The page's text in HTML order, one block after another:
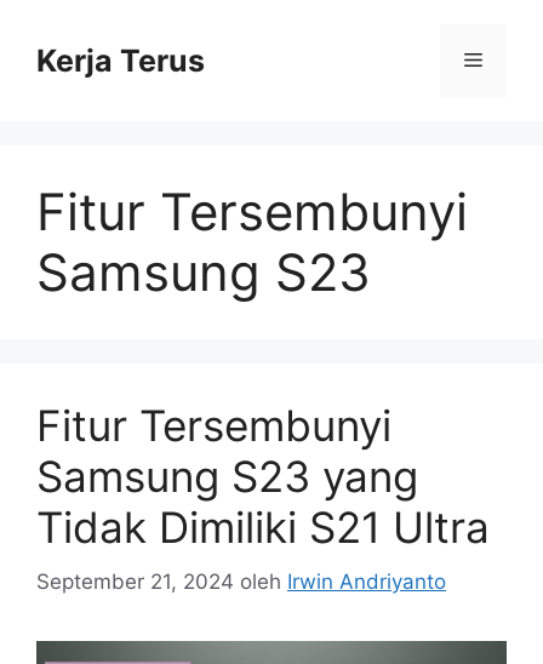
Kerja Terus Menu
Fitur Tersembunyi
Samsung S23
Fitur Tersembunyi
Samsung S23 yang
Tidak Dimiliki S21 Ultra
September 21, 2024 oleh Irwin Andriyanto